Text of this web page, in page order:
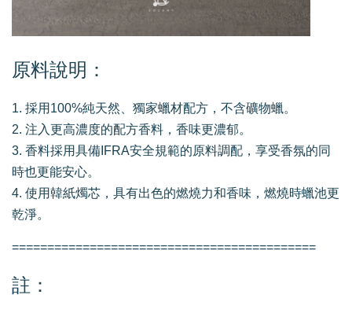
原料說明：
1. 採用100%純天然、獨家蠟材配方，不含礦物蠟。
2. 注入更高濃度的配方香料，香味更濃郁。
3. 香料採用具備IFRA安全規範的原料調配，享受香氛的同
時也更能安心。
4. 使用韓紙燭芯，具有出色的燃燒力和香味，燃燒時蠟池更
乾淨。
===========================================
註：